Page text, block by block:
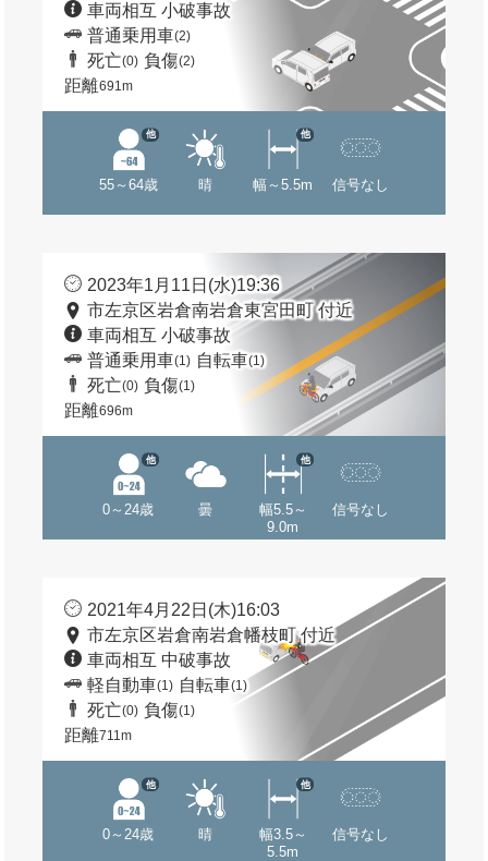
車両相互 小破事故
普通乗用車(2)
死亡(0) 負傷(2)
距離691m
55～64歳
他
晴 幅～5.5m
他
信号なし
2023年1月11日(水)19:36
市左京区岩倉南岩倉東宮田町 付近
車両相互 小破事故
普通乗用車(1) 自転車(1)
死亡(0) 負傷(1)
距離696m
0～24歳
他
曇
幅5.5～
9.0m
他
信号なし
2021年4月22日(木)16:03
市左京区岩倉南岩倉幡枝町 付近
車両相互 中破事故
軽自動車(1) 自転車(1)
死亡(0) 負傷(1)
距離711m
0～24歳
他
晴
幅3.5～
5.5m
他
信号なし